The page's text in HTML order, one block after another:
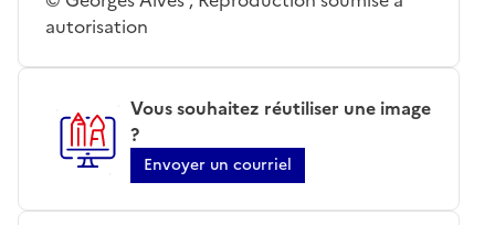
autorisation
Vous souhaitez réutiliser une image
?
Envoyer un courriel